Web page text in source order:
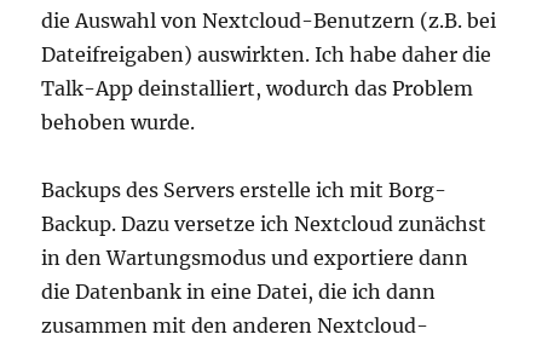
die Auswahl von Nextcloud-Benutzern (z.B. bei
Dateifreigaben) auswirkten. Ich habe daher die
Talk-App deinstalliert, wodurch das Problem
behoben wurde.
Backups des Servers erstelle ich mit Borg-
Backup. Dazu versetze ich Nextcloud zunächst
in den Wartungsmodus und exportiere dann
die Datenbank in eine Datei, die ich dann
zusammen mit den anderen Nextcloud-